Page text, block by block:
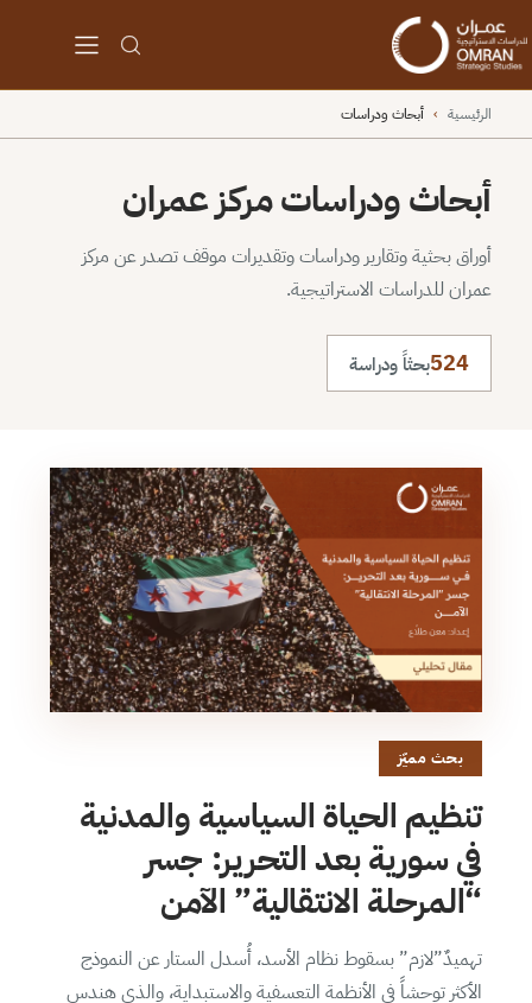
الرئيسية › أبحاث ودراسات
أبحاث ودراسات مركز عمران
أوراق بحثية وتقارير ودراسات وتقديرات موقف تصدر عن مركز
عمران للدراسات الاستراتيجية.
524بحثاً ودراسة
بحث مميّز
تنظيم الحياة السياسية والمدنية
في سورية بعد التحرير: جسر
“المرحلة الانتقالية” الآمن
تهميدٌ”لازم” بسقوط نظام الأسد، أُسدل الستار عن النموذج
الأكثر توحشاً في الأنظمة التعسفية والاستبداية، والذي هندس